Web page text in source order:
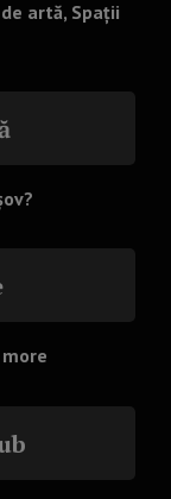
artă, Spații